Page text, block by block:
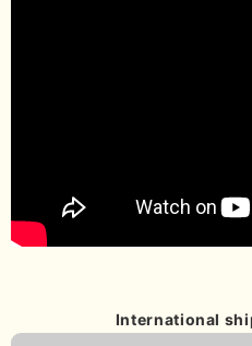
International